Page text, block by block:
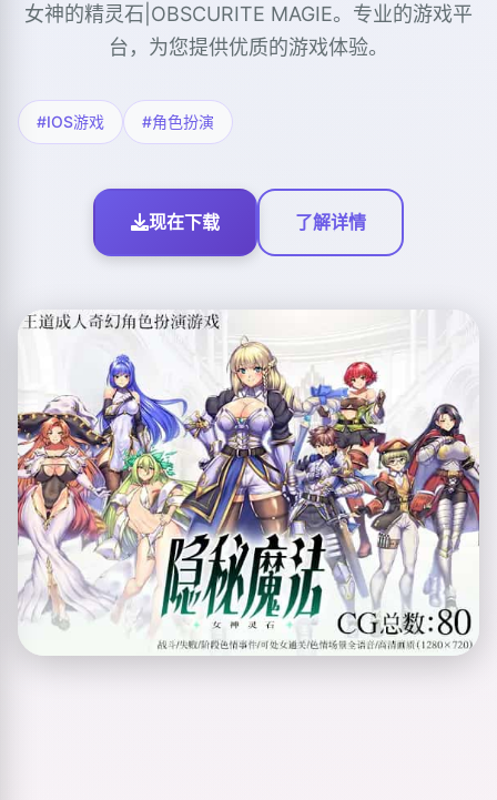
女神的精灵石|OBSCURITE MAGIE。专业的游戏平
台，为您提供优质的游戏体验。
#IOS游戏 #角色扮演
现在下载 了解详情